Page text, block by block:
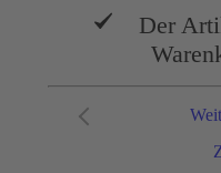
Der